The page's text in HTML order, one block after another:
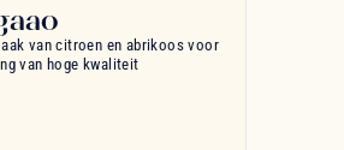
van citroen en abrikoos voor
van hoge kwaliteit